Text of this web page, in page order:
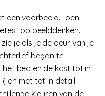
een voorbeeld. Toen
op beelddenken.
je als je de deur van je
begon te
het bed en de kast tot in
en met tot in detail
kleuren van de